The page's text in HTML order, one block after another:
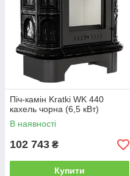
Піч-камін Kratki WK 440
кахель чорна (6,5 кВт)
В наявності
102 743 ₴
Купити